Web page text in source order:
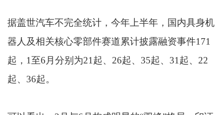
据盖世汽车不完全统计，今年上半年，国内具身机
器人及相关核心零部件赛道累计披露融资事件171
起，1至6月分别为21起、26起、35起、31起、22
起、36起。